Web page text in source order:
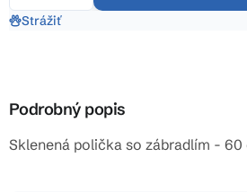
Strážiť
Podrobný popis
Sklenená polička so zábradlím -